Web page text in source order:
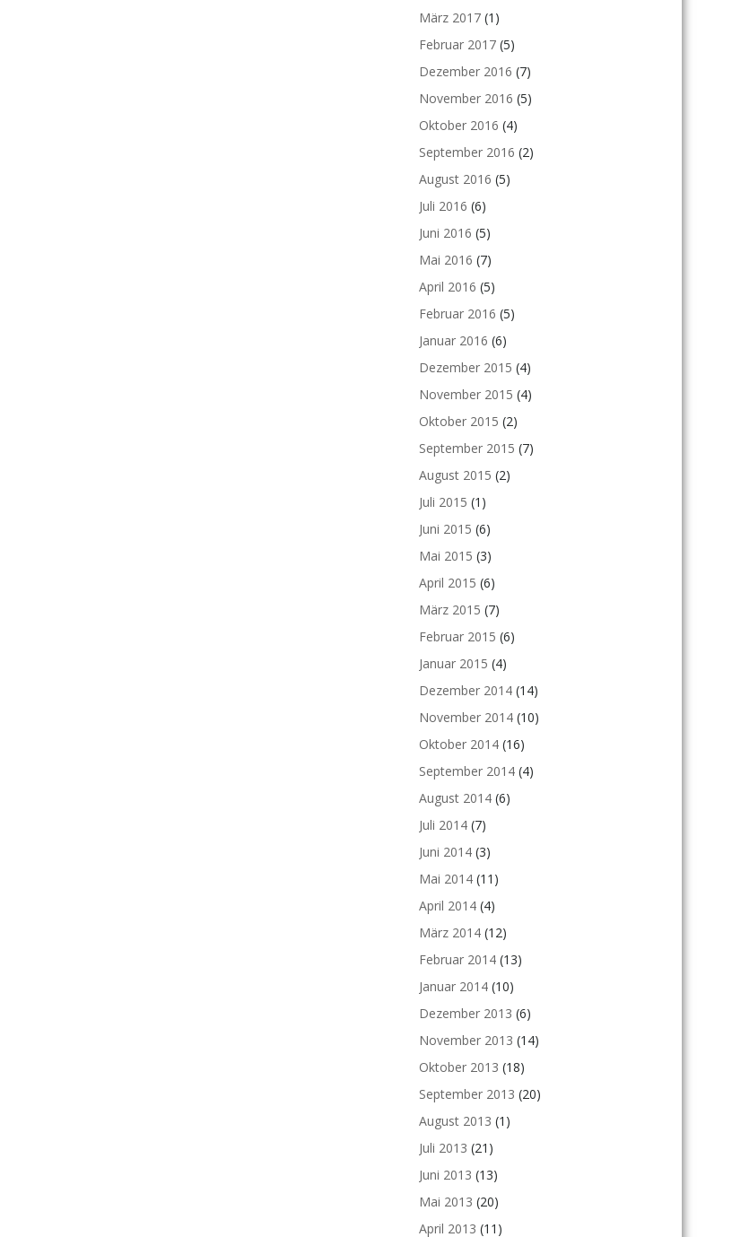
März 2017 (1)
Februar 2017 (5)
Dezember 2016 (7)
November 2016 (5)
Oktober 2016 (4)
September 2016 (2)
August 2016 (5)
Juli 2016 (6)
Juni 2016 (5)
Mai 2016 (7)
April 2016 (5)
Februar 2016 (5)
Januar 2016 (6)
Dezember 2015 (4)
November 2015 (4)
Oktober 2015 (2)
September 2015 (7)
August 2015 (2)
Juli 2015 (1)
Juni 2015 (6)
Mai 2015 (3)
April 2015 (6)
März 2015 (7)
Februar 2015 (6)
Januar 2015 (4)
Dezember 2014 (14)
November 2014 (10)
Oktober 2014 (16)
September 2014 (4)
August 2014 (6)
Juli 2014 (7)
Juni 2014 (3)
Mai 2014 (11)
April 2014 (4)
März 2014 (12)
Februar 2014 (13)
Januar 2014 (10)
Dezember 2013 (6)
November 2013 (14)
Oktober 2013 (18)
September 2013 (20)
August 2013 (1)
Juli 2013 (21)
Juni 2013 (13)
Mai 2013 (20)
April 2013 (11)